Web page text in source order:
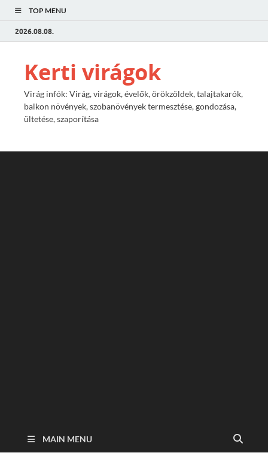
TOP MENU
2026.08.08.
Kerti virágok
Virág infók: Virág, virágok, évelők, örökzöldek, talajtakarók,
balkon növények, szobanövények termesztése, gondozása,
ültetése, szaporítása
MAIN MENU